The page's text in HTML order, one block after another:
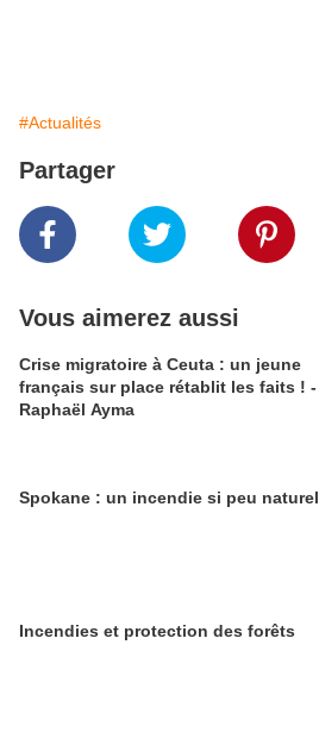
#Actualités
Partager
Vous aimerez aussi
Crise migratoire à Ceuta : un jeune
français sur place rétablit les faits ! -
Raphaël Ayma
Spokane : un incendie si peu naturel
Incendies et protection des forêts